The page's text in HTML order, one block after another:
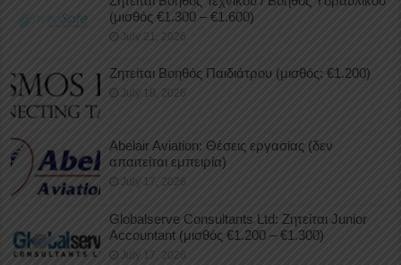
(μισθός €1.300 – €1.600)
July 21, 2026
Ζητείται Βοηθός Παιδιάτρου (μισθός: €1.200)
July 18, 2026
Abelair Aviation: Θέσεις εργασίας (δεν
απαιτείται εμπειρία)
July 17, 2026
Globalserve Consultants Ltd: Ζητείται Junior
Accountant (μισθός €1.200 – €1.300)
July 17, 2026